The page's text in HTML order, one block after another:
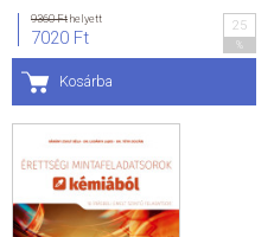
9360 Fthelyett
7020 Ft
25
Kosárba
ÁLTALÁNOS SZERZŐDÉSI FELTÉTELEK
ADATKEZELÉSI ÉS ADATVÉDELMI
KAPCSOLAT